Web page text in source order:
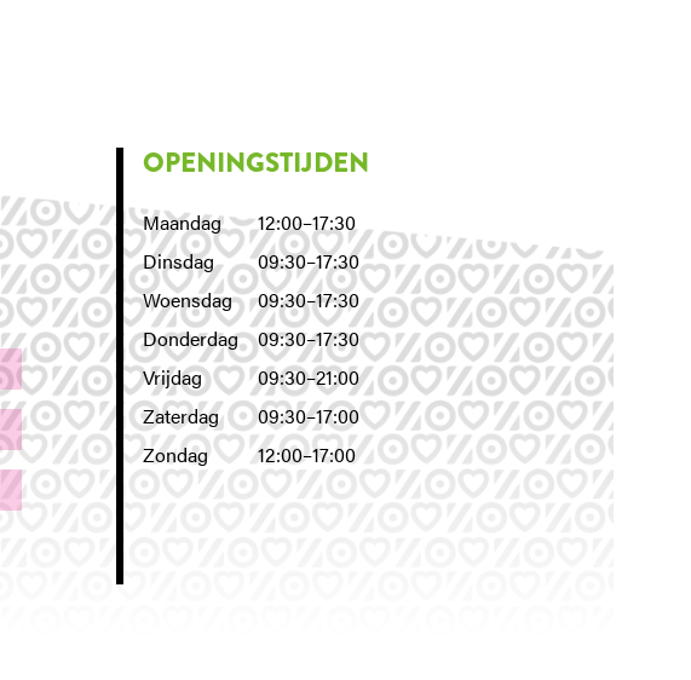
OPENINGSTIJDEN
Maandag
12:00–17:30
Dinsdag
09:30–17:30
Woensdag
09:30–17:30
Donderdag
09:30–17:30
Vrijdag
09:30–21:00
Zaterdag
09:30–17:00
Zondag
12:00–17:00